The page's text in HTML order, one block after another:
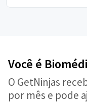
Você é
O GetNinjas
por mês e pode